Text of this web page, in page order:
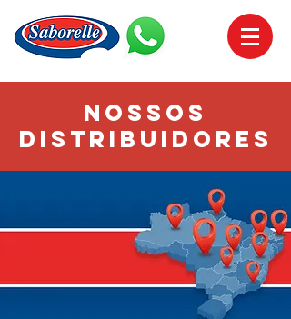
NOSSOS
distribuidores